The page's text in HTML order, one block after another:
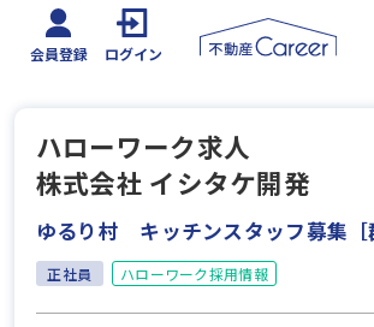
会員登録 ログイン
ハローワーク求人
株式会社 イシタケ開発
ゆるり村 キッチンスタッフ募集［
正社員 ハローワーク採用情報